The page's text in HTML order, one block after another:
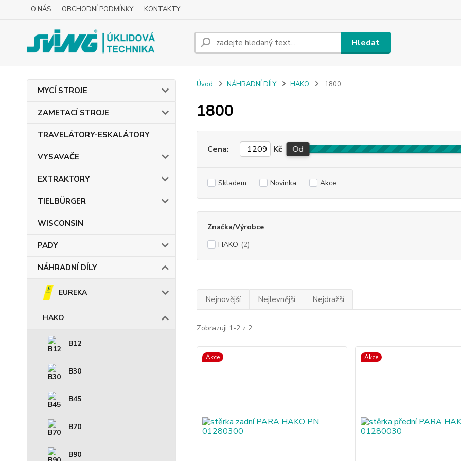
O NÁS OBCHODNÍ PODMÍNKY KONTAKTY
Hledat
MYCÍ STROJE
ZAMETACÍ STROJE
TRAVELÁTORY-ESKALÁTORY
VYSAVAČE
EXTRAKTORY
TIELBÜRGER
WISCONSIN
PADY
NÁHRADNÍ DÍLY
EUREKA
HAKO
B12
B30
B45
B70
B90
Úvod NÁHRADNÍ DÍLY HAKO 1800
1800
Cena: Kč Od
Skladem Novinka Akce
Značka/Výrobce
HAKO (2)
Nejnovější Nejlevnější Nejdražší
Zobrazuji 1-2 z 2
Akce Akce